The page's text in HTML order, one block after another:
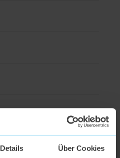
Details Über Cookies